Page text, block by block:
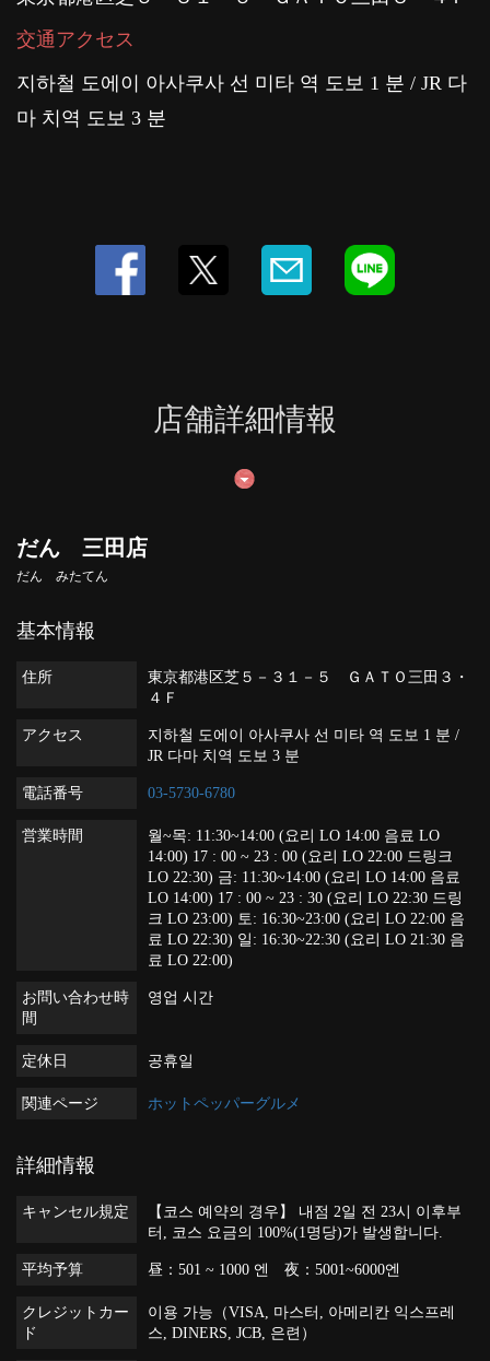
交通アクセス
지하철 도에이 아사쿠사 선 미타 역 도보 1 분 / JR 다
마 치역 도보 3 분
店舗詳細情報
だん 三田店
だん みたてん
基本情報
住所
東京都港区芝５－３１－５ ＧＡＴＯ三田３・
４Ｆ
アクセス
지하철 도에이 아사쿠사 선 미타 역 도보 1 분 /
JR 다마 치역 도보 3 분
電話番号 03-5730-6780
営業時間
월~목: 11:30~14:00 (요리 LO 14:00 음료 LO
14:00) 17 : 00 ~ 23 : 00 (요리 LO 22:00 드링크
LO 22:30) 금: 11:30~14:00 (요리 LO 14:00 음료
LO 14:00) 17 : 00 ~ 23 : 30 (요리 LO 22:30 드링
크 LO 23:00) 토: 16:30~23:00 (요리 LO 22:00 음
료 LO 22:30) 일: 16:30~22:30 (요리 LO 21:30 음
료 LO 22:00)
お問い合わせ時
間
영업 시간
定休日 공휴일
関連ページ ホットペッパーグルメ
詳細情報
キャンセル規定
【코스 예약의 경우】 내점 2일 전 23시 이후부
터, 코스 요금의 100%(1명당)가 발생합니다.
平均予算 昼：501 ~ 1000 엔 夜：5001~6000엔
クレジットカー
ド
이용 가능（VISA, 마스터, 아메리칸 익스프레
스, DINERS, JCB, 은련）